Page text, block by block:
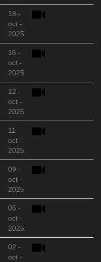
18 -
oct -
2025
16 -
oct -
2025
12 -
oct -
2025
11 -
oct -
2025
09 -
oct -
2025
05 -
oct -
2025
02 -
oct -